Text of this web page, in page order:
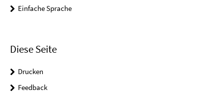
Einfache Sprache
Diese Seite
Drucken
Feedback